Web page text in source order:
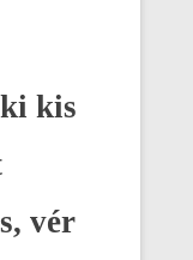
kis
vér